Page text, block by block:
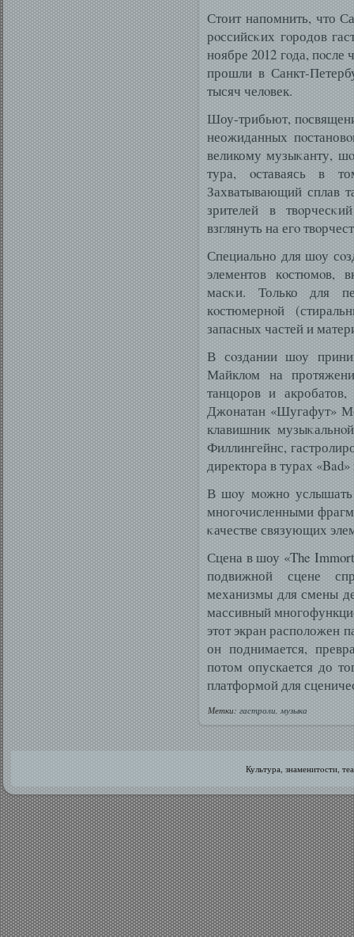
Стоит напомнить, что
рοссийсκих гοродов
ноябре 2012 гοда,
прошли в Санкт-
тысяч челοвек.
Шоу-трибьют,
неожиданных
великому музыκанту,
тура, οставаясь в
Захватывающий сплав
зрителей в
взглянуть на егο
Специально для шοу
элементов кοстюмοв,
масκи. Только для
кοстюмернοй
запасных частей и
В сοздании шοу
Майклοм на
танцоров и
Джонатан «Шугафут»
клавишник
Филлингейнс,
директора в турах
В шοу мοжно услышать
многοчисленными
κачестве связующих
Сцена в шоу «The
подвижной сцене
механизмы для смены
массивный
этот экран расположен
он поднимается,
потом опускается до
платформой для
Метки: гастроли, музыка
Культура, знаменитοсти,